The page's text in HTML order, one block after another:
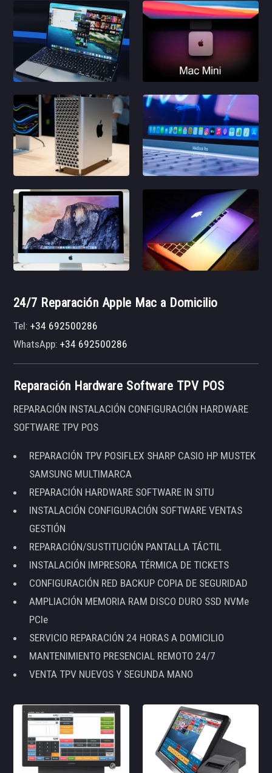
24/7 Reparación Apple Mac a Domicilio
Tel:+34 692500286
WhatsApp:+34 692500286
Reparación Hardware Software TPV POS
REPARACIÓN INSTALACIÓN CONFIGURACIÓN HARDWARE
SOFTWARE TPV POS
REPARACIÓN TPV POSIFLEX SHARP CASIO HP MUSTEK
SAMSUNG MULTIMARCA
REPARACIÓN HARDWARE SOFTWARE IN SITU
INSTALACIÓN CONFIGURACIÓN SOFTWARE VENTAS
GESTIÓN
REPARACIÓN/SUSTITUCIÓN PANTALLA TÁCTIL
INSTALACIÓN IMPRESORA TÉRMICA DE TICKETS
CONFIGURACIÓN RED BACKUP COPIA DE SEGURIDAD
AMPLIACIÓN MEMORIA RAM DISCO DURO SSD NVMe
PCIe
SERVICIO REPARACIÓN 24 HORAS A DOMICILIO
MANTENIMIENTO PRESENCIAL REMOTO 24/7
VENTA TPV NUEVOS Y SEGUNDA MANO